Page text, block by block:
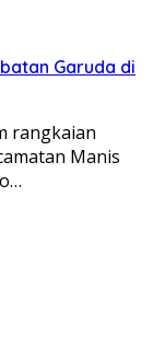
Garuda di
rangkaian
Manis